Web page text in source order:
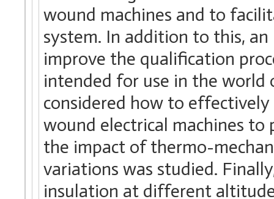
wound machines and to
system. In addition to this,
improve the qualification
intended for use in the world
considered how to
wound electrical machines
the impact of thermo-
variations was studied.
insulation at different